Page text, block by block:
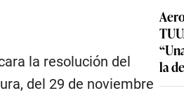
la resolución del
del 29 de noviembre
la